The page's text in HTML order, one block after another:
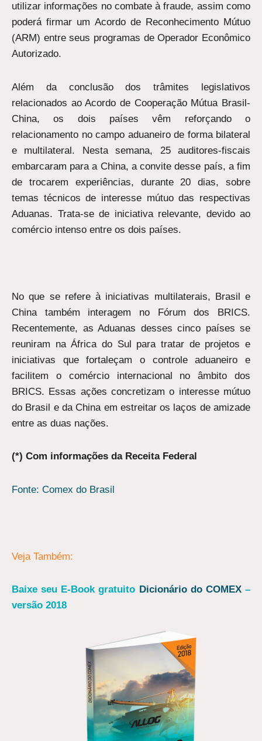
utilizar informações no combate à fraude, assim como
poderá firmar um Acordo de Reconhecimento Mútuo
(ARM) entre seus programas de Operador Econômico
Autorizado.
Além da conclusão dos trâmites legislativos
relacionados ao Acordo de Cooperação Mútua Brasil-
China, os dois países vêm reforçando o
relacionamento no campo aduaneiro de forma bilateral
e multilateral. Nesta semana, 25 auditores-fiscais
embarcaram para a China, a convite desse país, a fim
de trocarem experiências, durante 20 dias, sobre
temas técnicos de interesse mútuo das respectivas
Aduanas. Trata-se de iniciativa relevante, devido ao
comércio intenso entre os dois países.
No que se refere à iniciativas multilaterais, Brasil e
China também interagem no Fórum dos BRICS.
Recentemente, as Aduanas desses cinco países se
reuniram na África do Sul para tratar de projetos e
iniciativas que fortaleçam o controle aduaneiro e
facilitem o comércio internacional no âmbito dos
BRICS. Essas ações concretizam o interesse mútuo
do Brasil e da China em estreitar os laços de amizade
entre as duas nações.
(*) Com informações da Receita Federal
Fonte: Comex do Brasil
Veja Também:
Baixe seu E-Book gratuito Dicionário do COMEX–
versão 2018